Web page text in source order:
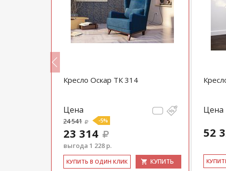
Кресло Оскар ТК 314
Цена
24 541 -5%
23 314
выгода 1 228 р.
КУ­ПИТЬ В ОДИН КЛИК КУПИТЬ
Цена
52